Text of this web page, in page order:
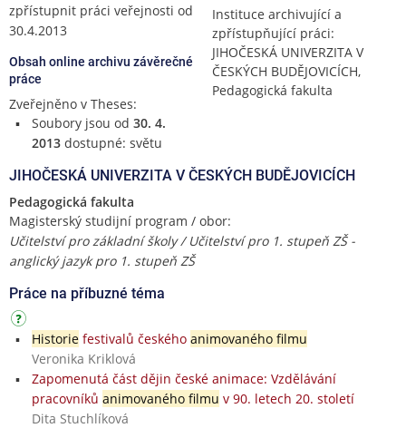
zpřístupnit práci veřejnosti od
30.4.2013
Obsah online archivu závěrečné
práce
Zveřejněno v Theses:
Soubory jsou od 30. 4.
2013dostupné: světu
Instituce archivující a
zpřístupňující práci:
JIHOČESKÁ UNIVERZITA V
ČESKÝCH BUDĚJOVICÍCH,
Pedagogická fakulta
JIHOČESKÁ UNIVERZITA V ČESKÝCH BUDĚJOVICÍCH
Pedagogická fakulta
Magisterský studijní program / obor:
Učitelství pro základní školy / Učitelství pro 1. stupeň ZŠ -
anglický jazyk pro 1. stupeň ZŠ
Práce na příbuzné téma
Historiefestivalů českého animovaného filmu
Veronika Kriklová
Zapomenutá část dějin české animace: Vzdělávání
pracovníků animovaného filmu v 90. letech 20. století
Dita Stuchlíková